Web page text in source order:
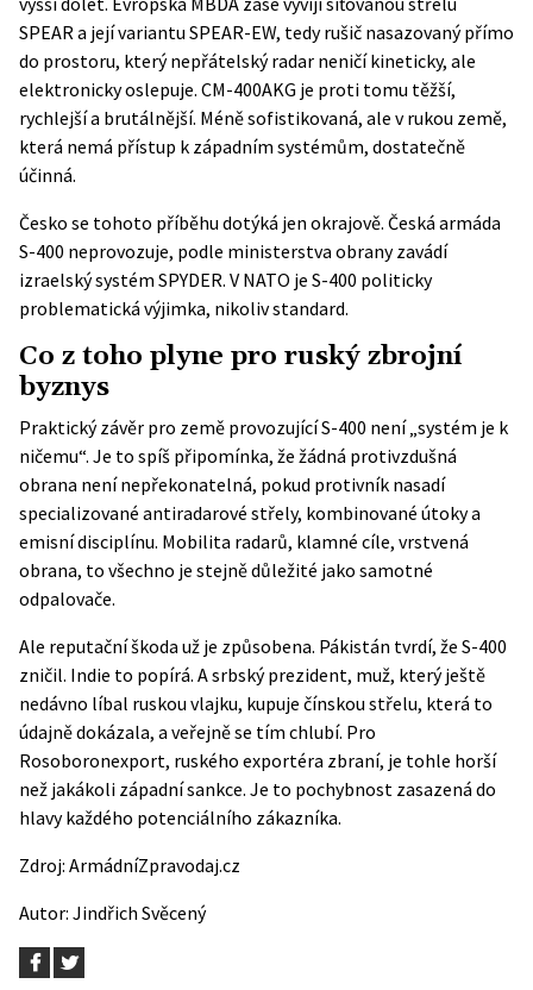
SPEAR a její variantu SPEAR-EW, tedy rušič nasazovaný přímo
do prostoru, který nepřátelský radar neničí kineticky, ale
elektronicky oslepuje. CM-400AKG je proti tomu těžší,
rychlejší a brutálnější. Méně sofistikovaná, ale v rukou země,
která nemá přístup k západním systémům, dostatečně
účinná.
Česko se tohoto příběhu dotýká jen okrajově. Česká armáda
S-400 neprovozuje, podle ministerstva obrany zavádí
izraelský systém SPYDER. V NATO je S-400 politicky
problematická výjimka, nikoliv standard.
Co z toho plyne pro ruský zbrojní
byznys
Praktický závěr pro země provozující S-400 není „systém je k
ničemu“. Je to spíš připomínka, že žádná protivzdušná
obrana není nepřekonatelná, pokud protivník nasadí
specializované antiradarové střely, kombinované útoky a
emisní disciplínu. Mobilita radarů, klamné cíle, vrstvená
obrana, to všechno je stejně důležité jako samotné
odpalovače.
Ale reputační škoda už je způsobena. Pákistán tvrdí, že S-400
zničil. Indie to popírá. A srbský prezident, muž, který ještě
nedávno líbal ruskou vlajku, kupuje čínskou střelu, která to
údajně dokázala, a veřejně se tím chlubí. Pro
Rosoboronexport, ruského exportéra zbraní, je tohle horší
než jakákoli západní sankce. Je to pochybnost zasazená do
hlavy každého potenciálního zákazníka.
Zdroj: ArmádníZpravodaj.cz
Autor: Jindřich Svěcený